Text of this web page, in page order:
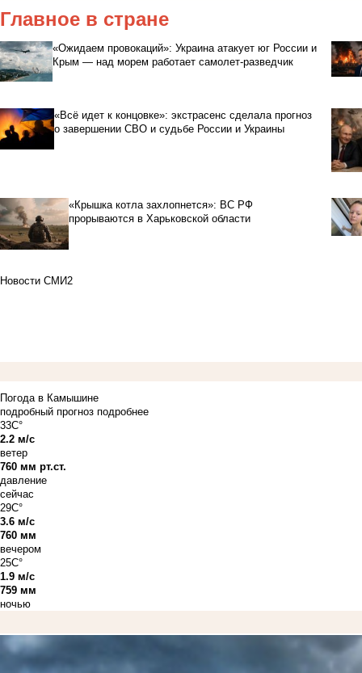
Главное в стране
«Ожидаем провокаций»: Украина атакует юг России и
Крым — над морем работает самолет-разведчик
«Всё идет к концовке»: экстрасенс сделала прогноз
о завершении СВО и судьбе России и Украины
«Крышка котла захлопнется»: ВС РФ
прорываются в Харьковской области
Новости СМИ2
Погода в Камышине
подробный прогноз подробнее
33C°
2.2 м/с
ветер
760 мм рт.ст.
давление
сейчас
29C°
3.6 м/с
760 мм
вечером
25C°
1.9 м/с
759 мм
ночью